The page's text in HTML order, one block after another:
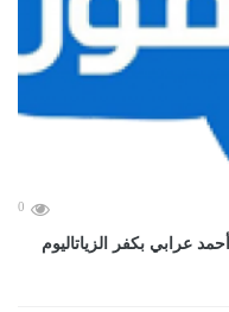
0
عرابي بكفر الزياتاليوم